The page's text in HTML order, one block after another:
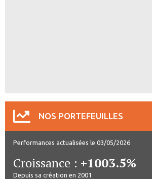
NOS PORTEFEUILLES
Performances actualisées le 03/05/2026
Croissance : +1003.5%
Depuis sa création en 2001